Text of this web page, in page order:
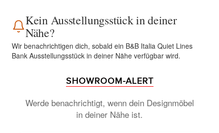
Kein Ausstellungsstück in deiner
Nähe?
Wir benachrichtigen dich, sobald ein B&B Italia Quiet Lines
Bank Ausstellungsstück in deiner Nähe verfügbar wird.
SHOWROOM-ALERT
Werde benachrichtigt, wenn dein Designmöbel
in deiner Nähe ist.